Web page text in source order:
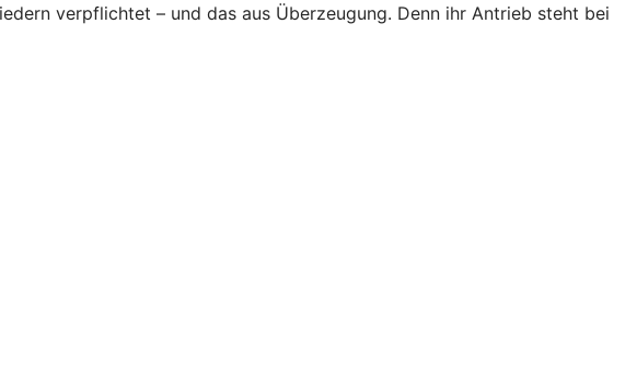
verpflichtet – und das aus Überzeugung. Denn ihr Antrieb steht bei